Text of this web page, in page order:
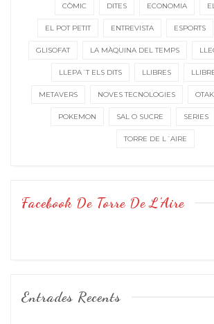
CÒMIC DITES ECONOMIA
EL POT PETIT ENTREVISTA ESPORTS
GLISOFAT LA MÀQUINA DEL TEMPS
LLEPA´T ELS DITS LLIBRES
METAVERS NOVES TECNOLOGIES
POKEMON SAL O SUCRE SERIES
TORRE DE L´AIRE
Facebook De Torre De L’Aire
Entrades Recents